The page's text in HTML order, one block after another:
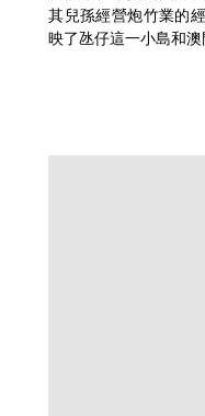
其兒孫經營炮竹業的
映了氹仔這一小島和澳